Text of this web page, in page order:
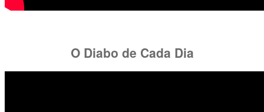
O Diabo de Cada Dia